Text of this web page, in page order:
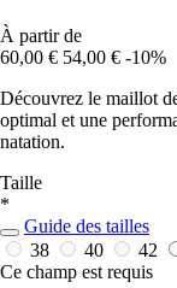
À partir de
60,00 € 54,00 € -10%
Découvrez le maillot
optimal et une
natation.
Taille
*
Guide des tailles
38
40 42
Ce champ est requis